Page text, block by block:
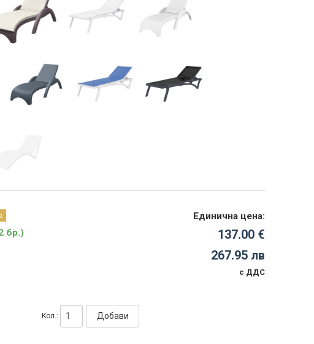
Единична цена:
137.00 €
267.95 лв
с ДДС
бр.)
Кол.: Добави